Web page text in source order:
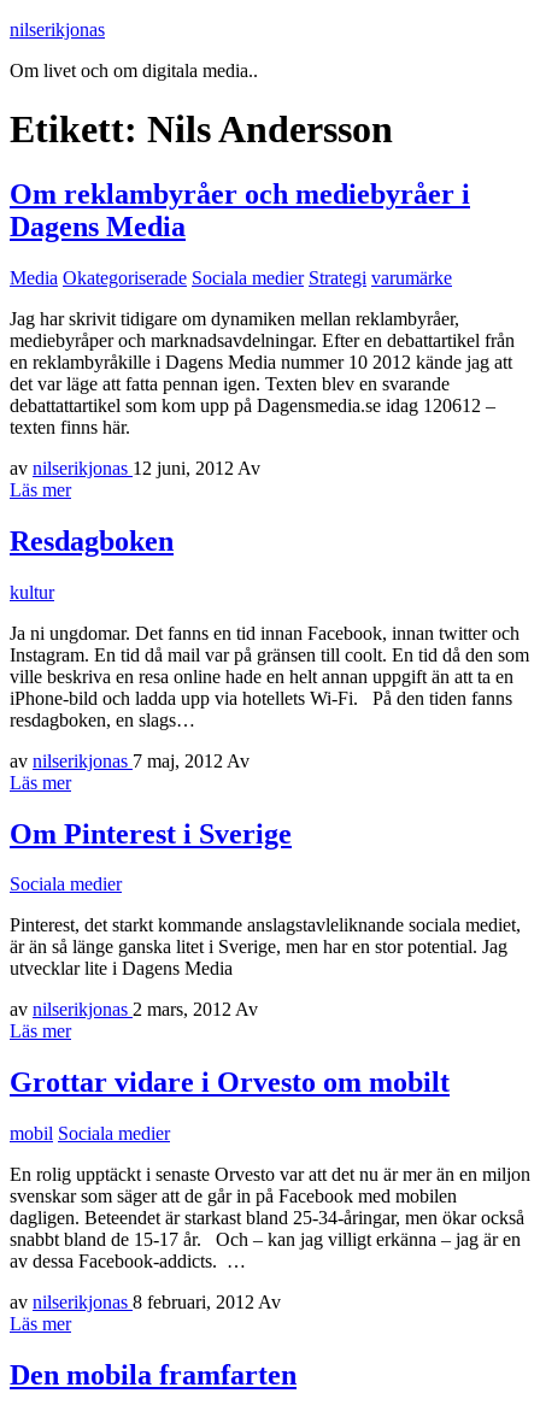
nilserikjonas
Om livet och om digitala media..
Etikett: Nils Andersson
Om reklambyråer och mediebyråer i
Dagens Media
Media Okategoriserade Sociala medier Strategi varumärke
Jag har skrivit tidigare om dynamiken mellan reklambyråer,
mediebyråper och marknadsavdelningar. Efter en debattartikel från
en reklambyråkille i Dagens Media nummer 10 2012 kände jag att
det var läge att fatta pennan igen. Texten blev en svarande
debattattartikel som kom upp på Dagensmedia.se idag 120612 –
texten finns här.
av nilserikjonas 12 juni, 2012 Av
Läs mer
Resdagboken
kultur
Ja ni ungdomar. Det fanns en tid innan Facebook, innan twitter och
Instagram. En tid då mail var på gränsen till coolt. En tid då den som
ville beskriva en resa online hade en helt annan uppgift än att ta en
iPhone-bild och ladda upp via hotellets Wi-Fi. På den tiden fanns
resdagboken, en slags…
av nilserikjonas 7 maj, 2012 Av
Läs mer
Om Pinterest i Sverige
Sociala medier
Pinterest, det starkt kommande anslagstavleliknande sociala mediet,
är än så länge ganska litet i Sverige, men har en stor potential. Jag
utvecklar lite i Dagens Media
av nilserikjonas 2 mars, 2012Av
Läs mer
Grottar vidare i Orvesto om mobilt
mobil Sociala medier
En rolig upptäckt i senaste Orvesto var att det nu är mer än en miljon
svenskar som säger att de går in på Facebook med mobilen
dagligen. Beteendet är starkast bland 25-34-åringar, men ökar också
snabbt bland de 15-17 år. Och – kan jag villigt erkänna – jag är en
av dessa Facebook-addicts. …
av nilserikjonas 8 februari, 2012 Av
Läs mer
Den mobila framfarten